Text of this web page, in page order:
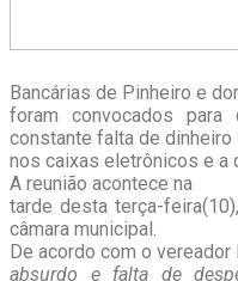
Bancárias de Pinheiro e
foram convocados para
constante falta de dinheiro
nos caixas eletrônicos e a
A reunião acontece na
tarde desta terça-
câmara municipal.
De acordo com o vereador
absurdo e falta de